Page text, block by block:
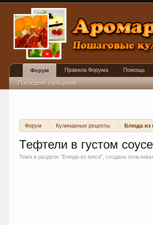
Форум Кулинарные рецепты Блюда из
Тефтели в густом соусе
Тема в разделе "Блюда из мяса", создана
Форум
Последние сообщения
Правила Форума Помощь